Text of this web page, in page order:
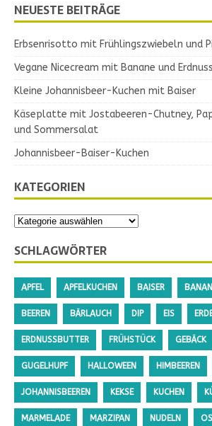
NEUESTE BEITRÄGE
Erbsenrisotto mit Frühlingszwiebeln und
Vegane Nicecream mit Banane und
Kleine Johannisbeer-Kuchen mit Baiser
Käseplatte mit Jostabeeren-Chutney,
und Sommersalat
Johannisbeer-Baiser-Kuchen
KATEGORIEN
SCHLAGWÖRTER
APFEL APFELKUCHEN BAISER
BEEREN BÄRLAUCH DIP EIS
ERDNUSSBUTTER FRÜHSTÜCK GEBÄCK
GUGELHUPF HALLOWEEN HIMBEEREN
JOHANNISBEEREN KEKSE KUCHEN
MARMELADE MARZIPAN NUDELN